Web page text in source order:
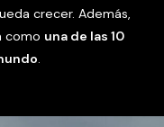
crecer. Además,
como una de las 10
.